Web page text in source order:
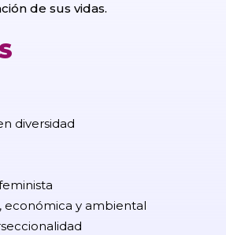
de sus vidas.
diversidad
económica y ambiental